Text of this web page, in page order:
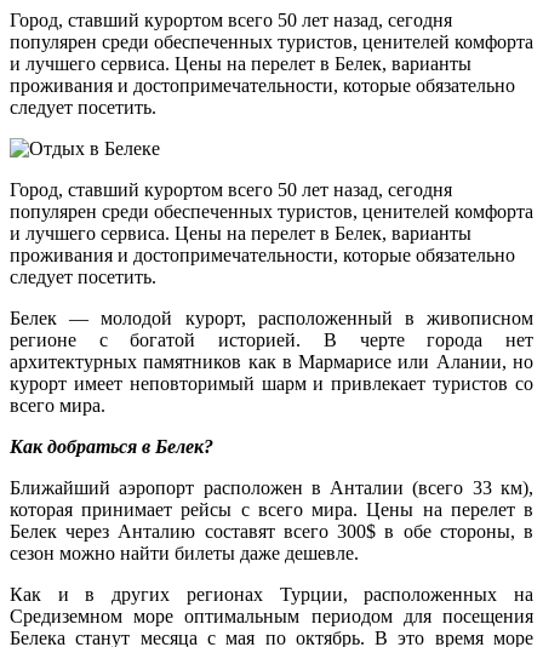
Город, ставший курортом всего 50 лет назад, сегодня
популярен среди обеспеченных туристов, ценителей комфорта
и лучшего сервиса. Цены на перелет в Белек, варианты
проживания и достопримечательности, которые обязательно
следует посетить.
Город, ставший курортом всего 50 лет назад, сегодня
популярен среди обеспеченных туристов, ценителей комфорта
и лучшего сервиса. Цены на перелет в Белек, варианты
проживания и достопримечательности, которые обязательно
следует посетить.
Белек — молодой курорт, расположенный в живописном
регионе с богатой историей. В черте города нет
архитектурных памятников как в Мармарисе или Алании, но
курорт имеет неповторимый шарм и привлекает туристов со
всего мира.
Как добраться в Белек?
Ближайший аэропорт расположен в Анталии (всего 33 км),
которая принимает рейсы с всего мира. Цены на перелет в
Белек через Анталию составят всего 300$ в обе стороны, в
сезон можно найти билеты даже дешевле.
Как и в других регионах Турции, расположенных на
Средиземном море оптимальным периодом для посещения
Белека станут месяца с мая по октябрь. В это время море